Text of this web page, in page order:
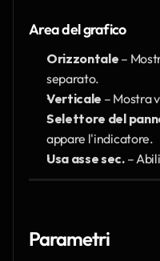
Area del grafico
Orizzontale –
separato.
Verticale – Mostra
Selettore del
appare l'indicatore.
Usa asse sec. –
Parametri